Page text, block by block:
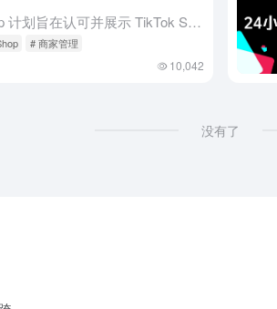
什么是 Star Shop？ Star Shop 计划旨在认可并展示 TikTok Shop 上表现出色的卖家。成为 Star Shop 卖家后，卖家会收到 Star Shop 徽章，买家能在卖家店铺...
# 商家管理
10,042
没有了